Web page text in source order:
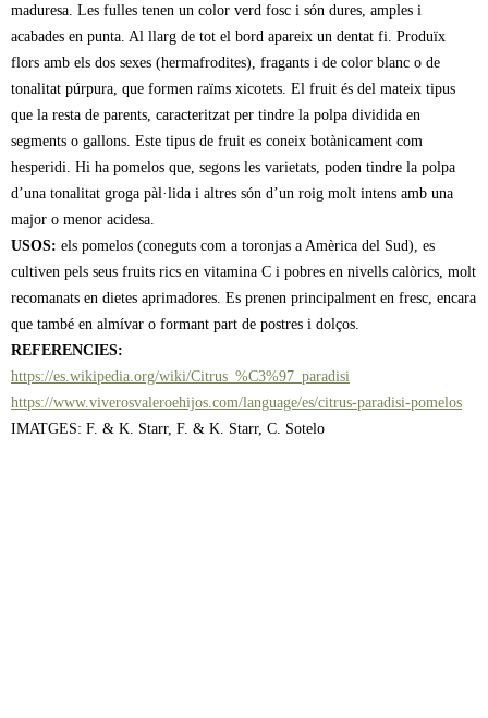
maduresa. Les fulles tenen un color verd fosc i són dures, amples i
acabades en punta. Al llarg de tot el bord apareix un dentat fi. Produïx
flors amb els dos sexes (hermafrodites), fragants i de color blanc o de
tonalitat púrpura, que formen raïms xicotets. El fruit és del mateix tipus
que la resta de parents, caracteritzat per tindre la polpa dividida en
segments o gallons. Este tipus de fruit es coneix botànicament com
hesperidi. Hi ha pomelos que, segons les varietats, poden tindre la polpa
d’una tonalitat groga pàl·lida i altres són d’un roig molt intens amb una
major o menor acidesa.
USOS: els pomelos (coneguts com a toronjas a Amèrica del Sud), es
cultiven pels seus fruits rics en vitamina C i pobres en nivells calòrics, molt
recomanats en dietes aprimadores. Es prenen principalment en fresc, encara
que també en almívar o formant part de postres i dolços.
REFERENCIES:
https://es.wikipedia.org/wiki/Citrus_%C3%97_paradisi
https://www.viverosvaleroehijos.com/language/es/citrus-paradisi-pomelos
IMATGES: F. & K. Starr, F. & K. Starr, C. Sotelo